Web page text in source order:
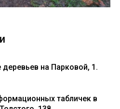
деревьев на Парковой, 1.
табличек в